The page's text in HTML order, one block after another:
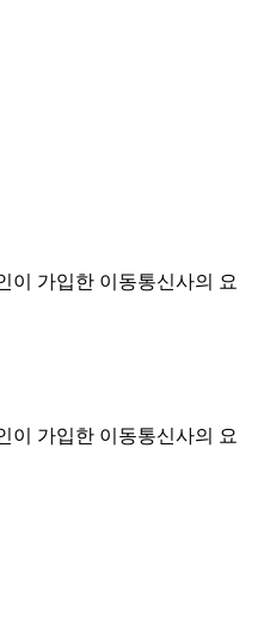
이 가입한 이동통신사의 요
이 가입한 이동통신사의 요